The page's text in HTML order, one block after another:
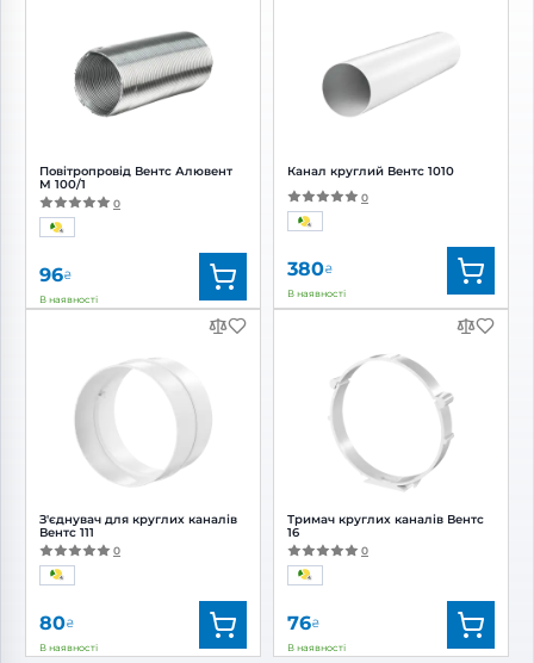
Повітропровід Вентс Алювент
М 100/1
0
96₴
В наявності
Вентс
Артикул:
0000219427
Діаметр:
100 мм
З'єднувач для круглих каналів
Вентс 111
0
80₴
В наявності
Канал круглий Вентс 1010
0
380₴
В наявності
Вентс
Артикул:0000224929
Діаметр:
100 мм
Тримач круглих каналів Вентс
16
0
76₴
В наявності